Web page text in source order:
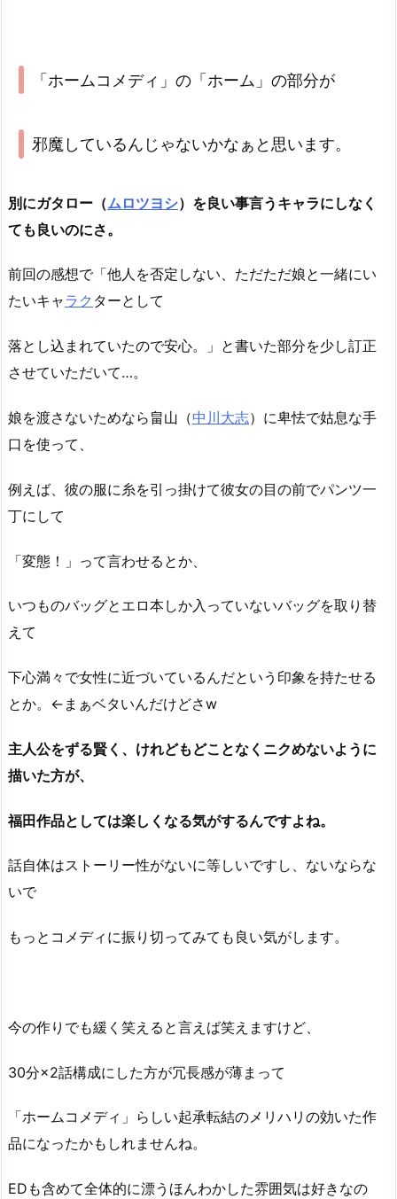
「ホームコメディ」の「ホーム」の部分が
邪魔しているんじゃないかなぁと思います。
別にガタロー（ムロツヨシ）を良い事言うキャラにしなく
ても良いのにさ。
前回の感想で「他人を否定しない、ただただ娘と一緒にい
たいキャラク ターとして
落とし込まれていたので安心。」と書いた部分を少し訂正
させていただいて…。
娘を渡さないためなら畠山（中川大志）に卑怯で姑息な手
口を使って、
例えば、彼の服に糸を引っ掛けて彼女の目の前でパンツ一
丁にして
「変態！」って言わせるとか、
いつものバッグとエロ本しか入っていないバッグを取り替
えて
下心満々で女性に近づいているんだという印象を持たせる
とか。←まぁベタいんだけどさw
主人公をずる賢く、けれどもどことなくニクめないように
描いた方が、
福田作品としては楽しくなる気がするんですよね。
話自体はストーリー性がないに等しいですし、ないならな
いで
もっとコメディに振り切ってみても良い気がします。
今の作りでも緩く笑えると言えば笑えますけど、
30分×2話構成にした方が冗長感が薄まって
「ホームコメディ」らしい起承転結のメリハリの効いた作
品になったかもしれませんね。
EDも含めて全体的に漂うほんわかした雰囲気は好きなの